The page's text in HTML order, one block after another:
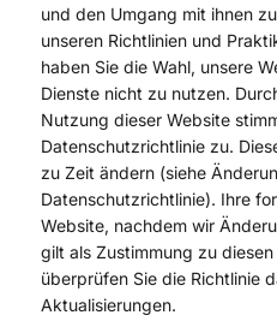
und den Umgang mit ihnen
unseren Richtlinien und
haben Sie die Wahl, unsere
Dienste nicht zu nutzen.
Nutzung dieser Website
Datenschutzrichtlinie zu.
zu Zeit ändern (siehe
Datenschutzrichtlinie). Ihre
Website, nachdem wir
gilt als Zustimmung zu
überprüfen Sie die Richtlinie
Aktualisierungen.